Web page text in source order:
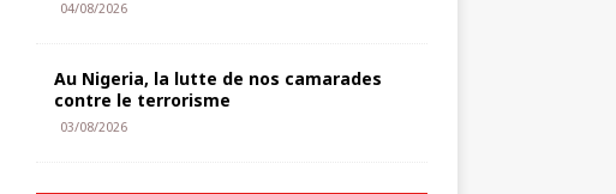
04/08/2026
Au Nigeria, la lutte de nos camarades
contre le terrorisme
03/08/2026